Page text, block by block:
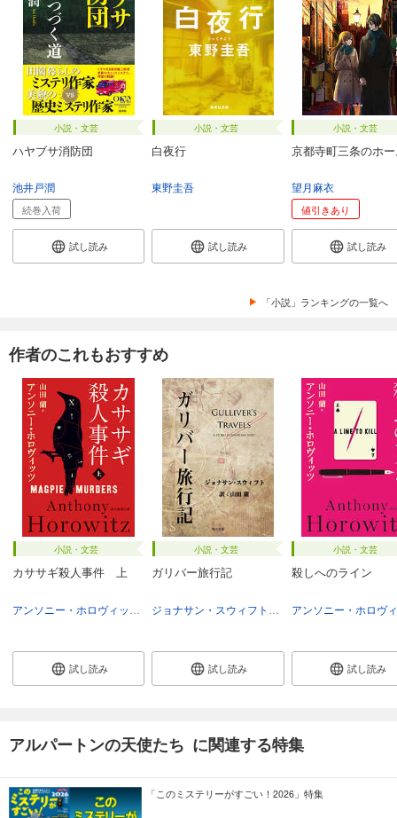
小説・文芸
ハヤブサ消防団
池井戸潤
続巻入荷
試し読み
小説・文芸
白夜行
東野圭吾
試し読み
小説・文芸
京都寺町三条のホ
望月麻衣
値引きあり
試し読み
「小説」ランキングの一覧へ
作者のこれもおすすめ
小説・文芸
カササギ殺人事件 上
山田蘭
試し読み
小説・文芸
ガリバー旅行記
山田蘭
試し読み
小説・文芸
殺しへのライン
試し読み
アルパートンの天使たち に関連する特集
「このミステリーがすごい！2026」特集